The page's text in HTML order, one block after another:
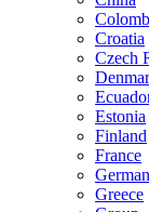
Croatia
Czech
Estonia
Finland
France
Greece